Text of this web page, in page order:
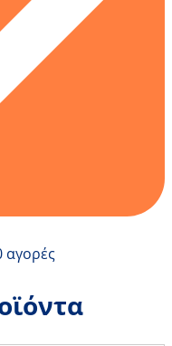
αγορές